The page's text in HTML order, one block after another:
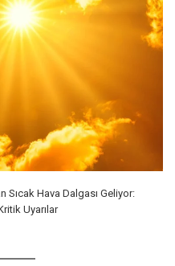
Hava Dalgası Geliyor:
Uyarılar